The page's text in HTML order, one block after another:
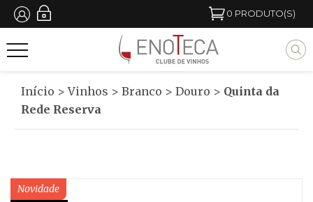
principal
0 PRODUTO(S)
M
k
Início >Vinhos > Branco > Douro > Quinta da
Rede Reserva
Novidade